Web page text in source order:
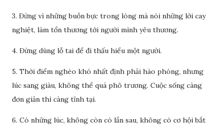
3. Đừng vì những buồn bực trong lòng mà nói những lời cay
nghiệt, làm tổn thương tới người mình yêu thương.
4. Đừng dùng lỗ tai để đi thấu hiểu một người.
5. Thời điểm nghèo khó nhất định phải hào phóng, nhưng
lúc sang giàu, không thể quá phô trương. Cuộc sống càng
đơn giản thì càng tĩnh tại.
6. Có những lúc, không còn có lần sau, không có cơ hội bắt